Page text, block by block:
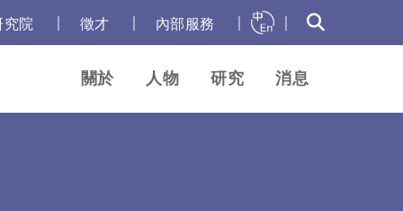
究院 徵才 內部服務
關於 人物 研究 消息